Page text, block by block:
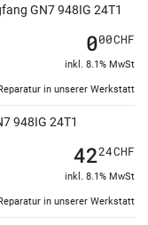
GN7 948IG 24T1
in unserer Werkstatt
000CHF
inkl. 8.1% MwSt
948IG 24T1
in unserer Werkstatt
4224CHF
inkl. 8.1% MwSt